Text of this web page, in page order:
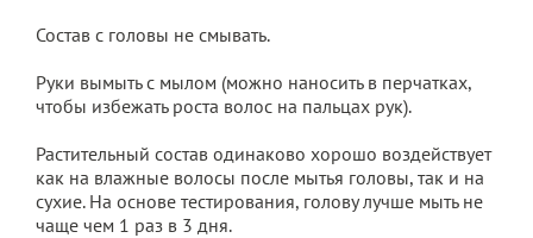
Состав с головы не смывать.
Руки вымыть с мылом (можно наносить в перчатках,
чтобы избежать роста волос на пальцах рук).
Растительный состав одинаково хорошо воздействует
как на влажные волосы после мытья головы, так и на
сухие. На основе тестирования, голову лучше мыть не
чаще чем 1 раз в 3 дня.